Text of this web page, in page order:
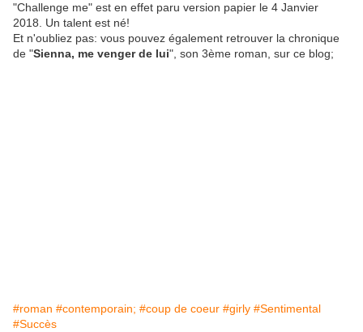
"Challenge me" est en effet paru version papier le 4 Janvier
2018. Un talent est né!
Et n'oubliez pas: vous pouvez également retrouver la chronique
de "Sienna, me venger de lui", son 3ème roman, sur ce blog;
#roman #contemporain; #coup de coeur #girly #Sentimental
#Succès